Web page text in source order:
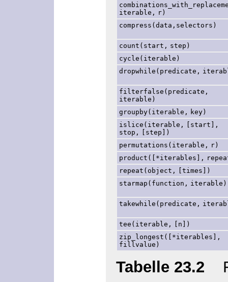
iterable, r)
compress(data,selectors)
count(start, step)
cycle(iterable)
dropwhile(predicate,
filterfalse(predicate,
iterable)
groupby(iterable, key)
islice(iterable,
[start],
stop,
[step])
permutations(iterable, r)
product([*iterables],
repeat(object,
[times])
starmap(function, iterable)
takewhile(predicate,
tee(iterable,
[n])
zip_longest([*iterables],
fillvalue)
Tabelle 23.2